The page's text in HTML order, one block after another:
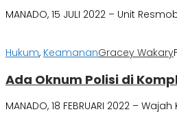
MANADO, 15 JULI 2022 – Unit
Hukum, KeamananGracey Wakary
Ada Oknum Polisi di
MANADO, 18 FEBRUARI 2022 –